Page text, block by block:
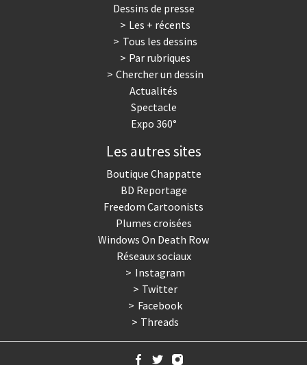
Dessins de presse
Les + récents
Tous les dessins
Par rubriques
Chercher un dessin
Actualités
Spectacle
Expo 360°
Les autres sites
Boutique Chappatte
BD Reportage
Freedom Cartoonists
Plumes croisées
Windows On Death Row
Réseaux sociaux
Instagram
Twitter
Facebook
Threads